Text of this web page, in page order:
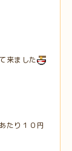
来ました
たり１０円